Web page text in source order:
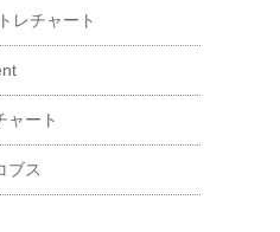
レチャート
ャート
ブス